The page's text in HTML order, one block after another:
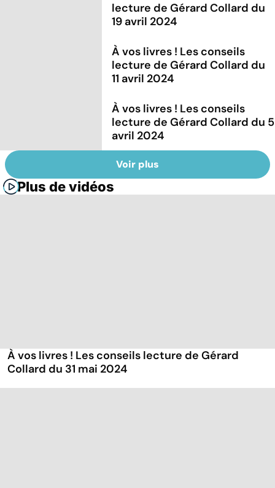
lecture de Gérard Collard du
19 avril 2024
À vos livres ! Les conseils
lecture de Gérard Collard du
11 avril 2024
À vos livres ! Les conseils
lecture de Gérard Collard du 5
avril 2024
Voir plus
Plus de vidéos
À vos livres ! Les conseils lecture de Gérard
Collard du 31 mai 2024